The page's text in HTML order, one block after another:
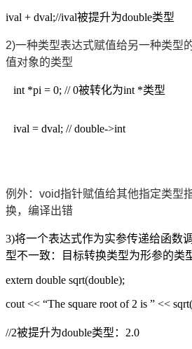
ival + dval;//ival被提升为double类型
2)一种类型表达式赋值给另一种类型
值对象的类型
int *pi = 0; // 0被转化为int *类型
ival = dval; // double->int
例外：void指针赋值给其他指定类型
换，编译出错
3)将一个表达式作为实参传递给函数
型不一致：目标转换类型为形参的类
extern double sqrt(double);
cout << “The square root of 2 is ” <<
//2被提升为double类型：2.0